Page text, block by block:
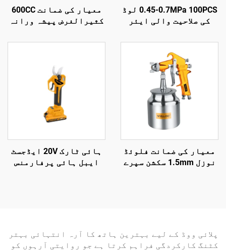
0.45-0.7MPa 100PCS لوڈ
کی صلاحیت والی ایئر
نیل کی گن مشین
معیار کی ضمانت 600CC
کثیرالغرض پیشہ ورانہ
خاندان کی چھوٹی
معیار کی ضمانت فلوئڈ
نوزل 1.5mm سکشن سپرے
ہائی ٹارک 20V ایڈجسٹ
ایبل ہائی پرفارمنس
پلائی ووڈ کے لیے بہترین ہاتھ کا آرہ انتہائی بہتر
کٹنگ کارکردگی فراہم کرتا ہے جو روایتی آرہوں کو